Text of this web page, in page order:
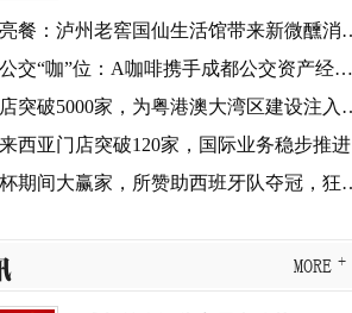
：泸州老窖国仙生活馆带来新微醺消费体验
：A咖啡携手成都公交资产经营管理有限公司，解锁城市生活场景新想象！
破5000家，为粤港澳大湾区建设注入咖啡动能
西亚门店突破120家，国际业务稳步推进
大赢家，所赞助西班牙队夺冠，狂撒10万张免单券
MORE